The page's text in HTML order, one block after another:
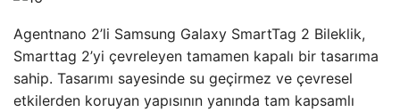
Agentnano 2’li Samsung Galaxy SmartTag 2 Bileklik,
Smarttag 2’yi çevreleyen tamamen kapalı bir tasarıma
sahip. Tasarımı sayesinde su geçirmez ve çevresel
etkilerden koruyan yapısının yanında tam kapsamlı